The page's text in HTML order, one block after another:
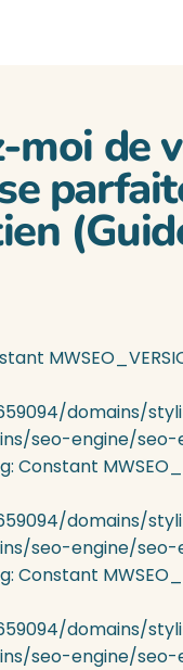
moi de
domains/
seo-engine/seo-
Constant
domains/
seo-engine/seo-
Constant
domains/
seo-engine/seo-